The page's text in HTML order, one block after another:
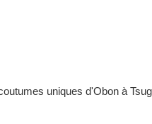
uniques d'Obon à